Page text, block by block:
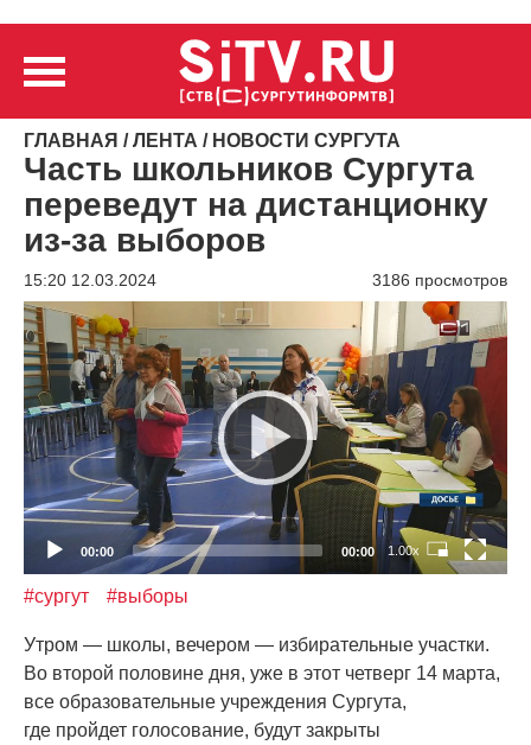
ГЛАВНАЯ /ЛЕНТА / НОВОСТИ СУРГУТА
Часть школьников Сургута
переведут на дистанционку
из-за выборов
15:20 12.03.2024 3186 просмотров
Видеоплеер
00:00 00:00 1.00x
#сургут #выборы
Утром — школы, вечером — избирательные участки.
Во второй половине дня, уже в этот четверг 14 марта,
все образовательные учреждения Сургута,
где пройдет голосование, будут закрыты